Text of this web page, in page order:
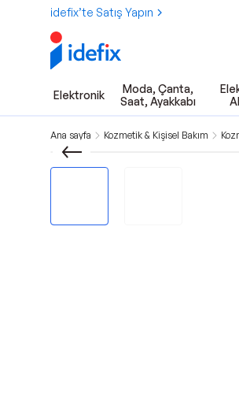
idefix’te Satış Yapın
Elektronik
Moda, Çanta,
Saat, Ayakkabı
Ana sayfa Kozmetik & Kişisel Bakım